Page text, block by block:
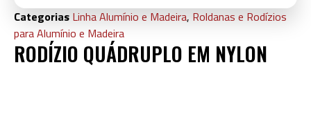
Categorias Linha Alumínio e Madeira, Roldanas e Rodízios
para Alumínio e Madeira
RODÍZIO QUÁDRUPLO EM NYLON